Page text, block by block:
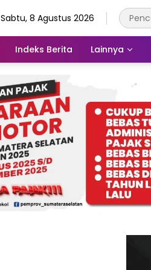
Sabtu, 8 Agustus 2026
Indeks Berita Lainnya